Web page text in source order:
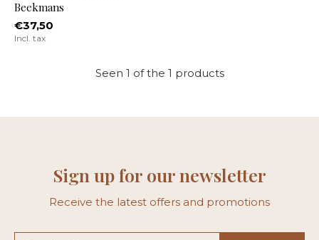
Beekmans
€37,50
Incl. tax
Seen 1 of the 1 products
Sign up for our newsletter
Receive the latest offers and promotions